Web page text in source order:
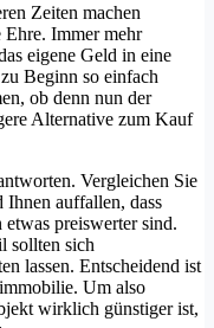
Zeiten machen
Immer mehr
eigene Geld in eine
Beginn so einfach
ob denn nun der
Alternative zum Kauf
Vergleichen Sie
auffallen, dass
preiswerter sind.
sollten sich
lassen. Entscheidend ist
Um also
wirklich günstiger ist,